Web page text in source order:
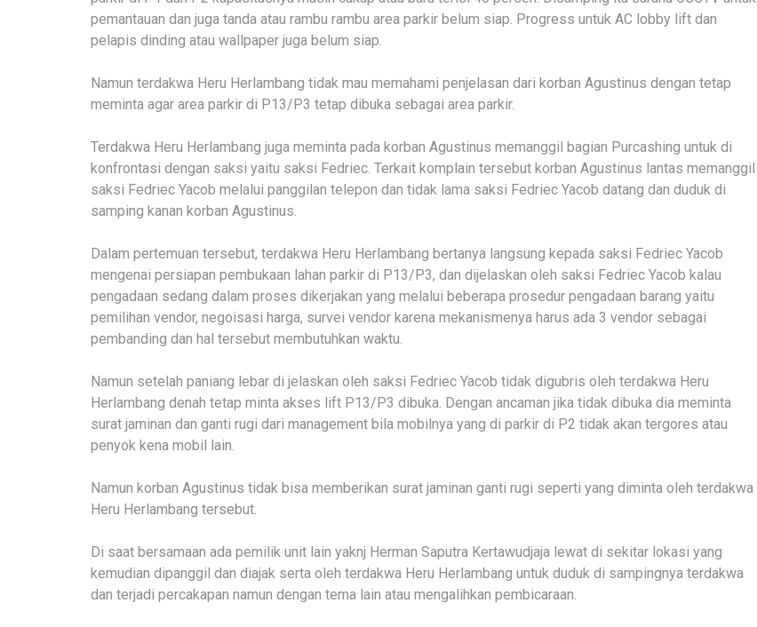
pemantauan dan juga tanda atau rambu rambu area parkir belum siap. Progress untuk AC lobby lift dan
pelapis dinding atau wallpaper juga belum siap.
Namun terdakwa Heru Herlambang tidak mau memahami penjelasan dari korban Agustinus dengan tetap
meminta agar area parkir di P13/P3 tetap dibuka sebagai area parkir.
Terdakwa Heru Herlambang juga meminta pada korban Agustinus memanggil bagian Purcashing untuk di
konfrontasi dengan saksi yaitu saksi Fedriec. Terkait komplain tersebut korban Agustinus lantas memanggil
saksi Fedriec Yacob melalui panggilan telepon dan tidak lama saksi Fedriec Yacob datang dan duduk di
samping kanan korban Agustinus.
Dalam pertemuan tersebut, terdakwa Heru Herlambang bertanya langsung kepada saksi Fedriec Yacob
mengenai persiapan pembukaan lahan parkir di P13/P3, dan dijelaskan oleh saksi Fedriec Yacob kalau
pengadaan sedang dalam proses dikerjakan yang melalui beberapa prosedur pengadaan barang yaitu
pemilihan vendor, negoisasi harga, survei vendor karena mekanismenya harus ada 3 vendor sebagai
pembanding dan hal tersebut membutuhkan waktu.
Namun setelah paniang lebar di jelaskan oleh saksi Fedriec Yacob tidak digubris oleh terdakwa Heru
Herlambang denah tetap minta akses lift P13/P3 dibuka. Dengan ancaman jika tidak dibuka dia meminta
surat jaminan dan ganti rugi dari management bila mobilnya yang di parkir di P2 tidak akan tergores atau
penyok kena mobil lain.
Namun korban Agustinus tidak bisa memberikan surat jaminan ganti rugi seperti yang diminta oleh terdakwa
Heru Herlambang tersebut.
Di saat bersamaan ada pemilik unit lain yaknj Herman Saputra Kertawudjaja lewat di sekitar lokasi yang
kemudian dipanggil dan diajak serta oleh terdakwa Heru Herlambang untuk duduk di sampingnya terdakwa
dan terjadi percakapan namun dengan tema lain atau mengalihkan pembicaraan.